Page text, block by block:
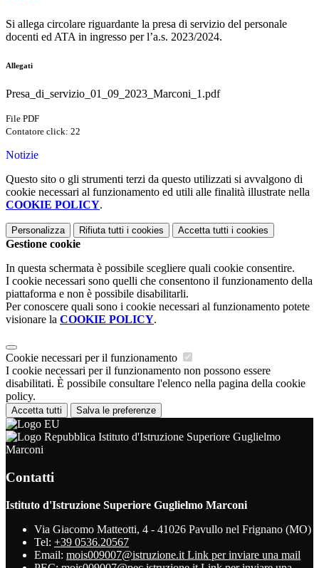
Si allega circolare riguardante la presa di servizio del personale
docenti ed ATA in ingresso per l’a.s. 2023/2024.
Allegati
Presa_di_servizio_01_09_2023_Marconi_1.pdf
File PDF
Contatore click: 22
Notizie
Questo sito o gli strumenti terzi da questo utilizzati si avvalgono di
cookie necessari al funzionamento ed utili alle finalità illustrate nella
COOKIE POLICY.
Personalizza Rifiuta tutti i cookies Accetta tutti i cookies
Gestione cookie
In questa schermata è possibile scegliere quali cookie consentire.
I cookie necessari sono quelli che consentono il funzionamento della
piattaforma e non è possibile disabilitarli.
Per conoscere quali sono i cookie necessari al funzionamento potete
visionare la COOKIE POLICY.
Cookie necessari per il funzionamento
I cookie necessari per il funzionamento non possono essere
disabilitati. È possibile consultare l'elenco nella pagina della cookie
policy.
Accetta tutti Salva le preferenze
Istituto d'Istruzione Superiore Guglielmo
Marconi
Contatti
Istituto d'Istruzione Superiore Guglielmo Marconi
Via Giacomo Matteotti, 4 - 41026 Pavullo nel Frignano (MO)
Tel: +39 0536.20567
Email: mois009007@istruzione.it Link per inviare una mail